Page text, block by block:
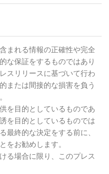
まれる情報の正確性や完全
な保証をするものではあり
スリリースに基づいて行わ
または間接的な損害を負う
を目的としているものであ
を目的としているものでは
最終的な決定をする前に、
をお勧めします。
る場合に限り、このプレス